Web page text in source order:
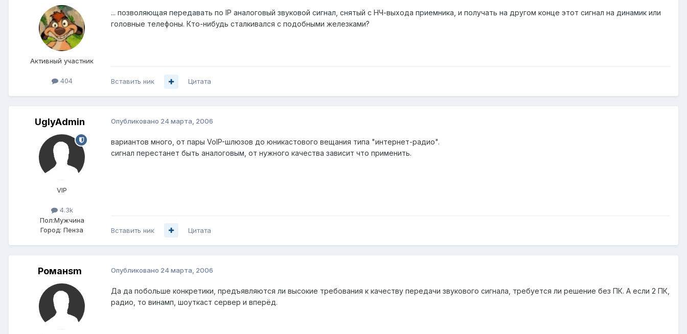
Активный участник
404
... позволяющая передавать по IP аналоговый звуковой сигнал, снятый с НЧ-выхода приемника, и получать на другом конце этот сигнал на динамик или
головные телефоны. Кто-нибудь сталкивался с подобными железками?
Вставить ник Цитата
UglyAdmin
VIP
4.3k
Пол:Мужчина
Город: Пенза
Опубликовано 24 марта, 2006
вариантов много, от пары VoIP-шлюзов до юникастового вещания типа "интернет-радио".
сигнал перестанет быть аналоговым, от нужного качества зависит что применить.
Вставить ник Цитата
Романsm Опубликовано 24 марта, 2006
Да да побольше конкретики, предъявляются ли высокие требования к качеству передачи звукового сигнала, требуется ли решение без ПК. А если 2 ПК,
радио, то винамп, шоуткаст сервер и вперёд.